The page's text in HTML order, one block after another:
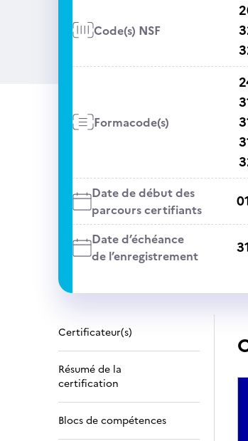
Code(s) NSF
Formacode(s)
Date de début des
parcours certifiants
Date d’échéance
de l’enregistrement
Certificateur(s)
Résumé de la
certification
Blocs de compétences